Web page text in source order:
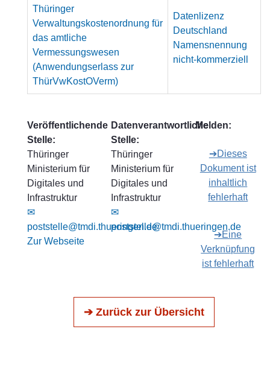
Thüringer
Verwaltungskostenordnung für
das amtliche
Vermessungswesen
(Anwendungserlass zur
ThürVwKostOVerm)
Datenlizenz
Deutschland
Namensnennung
nicht-kommerziell
Veröffentlichende
Stelle:
Thüringer
Ministerium für
Digitales und
Infrastruktur
✉
poststelle@tmdi.thueringen.de
Zur Webseite
Datenverantwortliche
Stelle:
Thüringer
Ministerium für
Digitales und
Infrastruktur
✉
poststelle@tmdi.thueringen.de
Melden:
➔Dieses
Dokument ist
inhaltlich
fehlerhaft
➔Eine
Verknüpfung
ist fehlerhaft
➔ Zurück zur Übersicht